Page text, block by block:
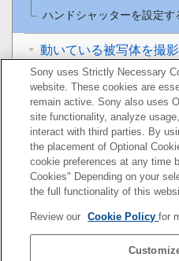
ハンドシャッターを設定す
動いている被写体を撮
背景をぼかして撮影す
撮影モードを利用する
画像サイズを変更する
その他のカメラ設定
おサイフケータイ®
Sony uses Strictly Necessary
website. These cookies are
remain active. Sony also uses
site functionality, analyze
interact with third parties. By
the placement of Optional
cookie preferences at any time
Cookies" Depending on your
the full functionality of this
Review our Cookie Policyfor